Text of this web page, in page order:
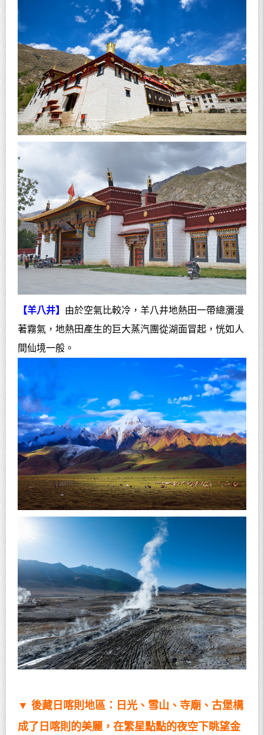
【羊八井】 由於空氣比較冷，羊八井地熱田一帶總瀰漫
著霧氣，地熱田產生的巨大蒸汽團從湖面冒起，恍如人
間仙境一般。
▼ 後藏日喀則地區：日光、雪山、寺廟、古堡構
成了日喀則的美麗，在繁星點點的夜空下眺望金